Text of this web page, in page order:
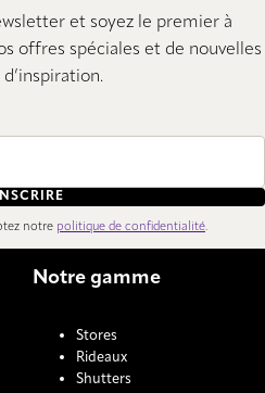
et soyez le premier à
offres spéciales et de nouvelles
d’inspiration.
notre politique de confidentialité.
Notre gamme
Stores
Rideaux
Shutters